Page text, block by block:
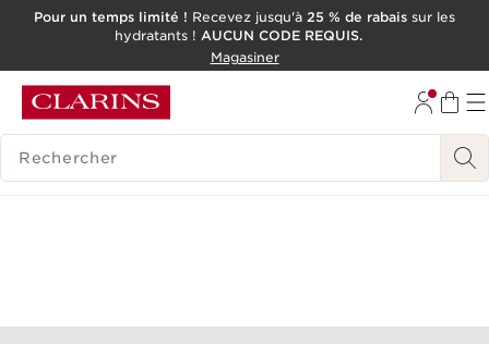
ALLER AU CONTENU
OUTIL D'ACCESSIBILITÉ
Pour un temps limité ! Recevez jusqu'à 25 % de rabais sur les
hydratants ! AUCUN CODE REQUIS.
Magasiner
HISTORIQUE DES RECHERCHES